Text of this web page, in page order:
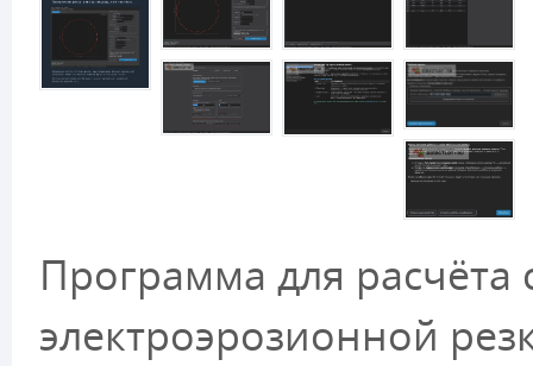
Программа для
электроэрозионной